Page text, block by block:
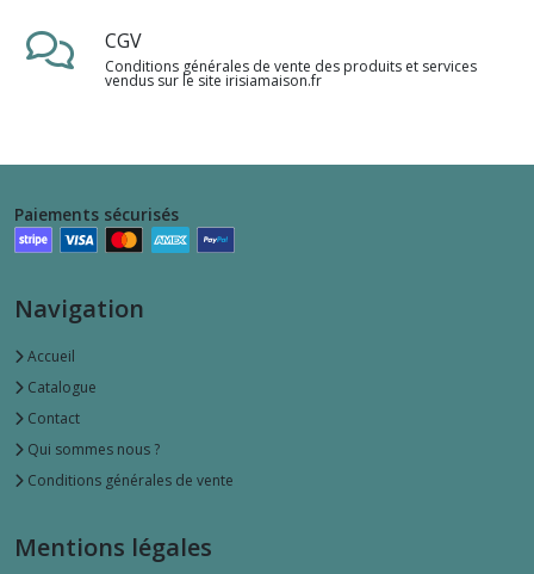
CGV
Conditions générales de vente des produits et services
vendus sur le site irisiamaison.fr
Paiements sécurisés
Navigation
Accueil
Catalogue
Contact
Qui sommes nous ?
Conditions générales de vente
Mentions légales